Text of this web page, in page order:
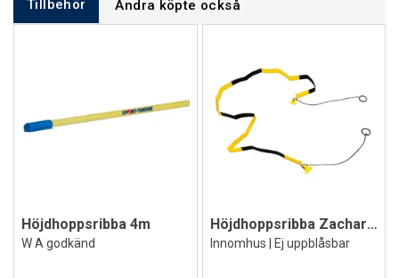
Tillbehör Andra köpte också
Höjdhoppsribba 4m
W A godkänd
Höjdhoppsribba Zacharias mjuk
Innomhus | Ej uppblåsbar